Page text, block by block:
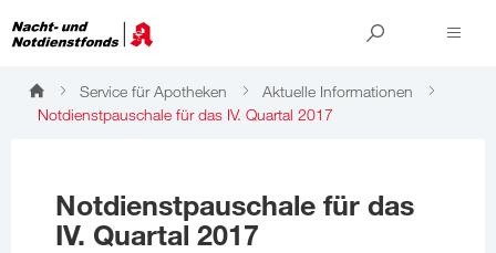
Service für Apotheken
Aktuelle Informationen
Notdienstpauschale für das IV. Quartal 2017
Notdienstpauschale für das
IV. Quartal 2017